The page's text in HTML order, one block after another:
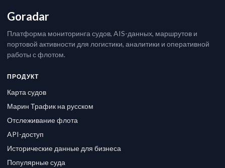
Goradar
Платформа мониторинга судов, AIS-данных, маршрутов и
портовой активности для логистики, аналитики и оперативной
работы с флотом.
ПРОДУКТ
Карта судов
Марин Трафик на русском
Отслеживание флота
API-доступ
Исторические данные для бизнеса
Популярные суда